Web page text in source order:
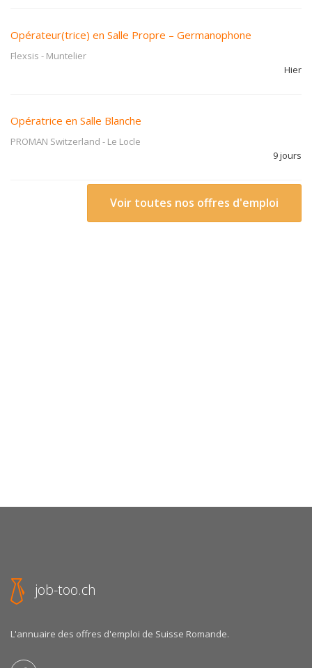
Opérateur(trice) en Salle Propre – Germanophone
Flexsis - Muntelier
Hier
Opératrice en Salle Blanche
PROMAN Switzerland - Le Locle
9 jours
Voir toutes nos offres d'emploi
job-too.ch
L'annuaire des offres d'emploi de Suisse Romande.